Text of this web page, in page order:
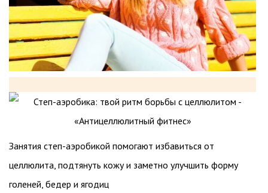
Занятия степ-аэробикой помогают избавиться от
целлюлита, подтянуть кожу и заметно улучшить форму
голеней, бедер и ягодиц